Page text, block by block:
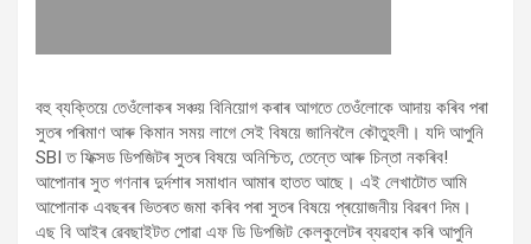
বহু ব্যক্তিয়ে তেওঁলোকৰ সঞ্চয় বিনিয়োগ কৰাৰ আগতে তেওঁলোকে আদায় কৰিব পৰা
সুতৰ পৰিমাণ আৰু কিমান সময় লাগে সেই বিষয়ে জানিবলৈ কৌতুহলী। যদি আপুনি
SBI ত ফিক্সড ডিপজিটৰ সুতৰ বিষয়ে অনিশ্চিত, তেন্তে আৰু চিন্তা নকৰিব!
আপোনাৰ সুত গণনাৰ দুৰ্দশাৰ সমাধান আমাৰ হাতত আছে। এই লেখাটোত আমি
আপোনাক এবছৰৰ ভিতৰত জমা কৰিব পৰা সুতৰ বিষয়ে প্ৰয়োজনীয় বিৱৰণ দিম।
এছ বি আইৰ ৱেবছাইটত পোৱা এফ ডি ডিপজিট কেলকুলেটৰ ব্যৱহাৰ কৰি আপুনি